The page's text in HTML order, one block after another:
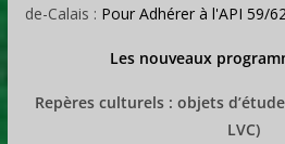
de-Calais : Pour Adhérer à l'API 59/62
Les nouveaux
Repères culturels : objets
LVC)